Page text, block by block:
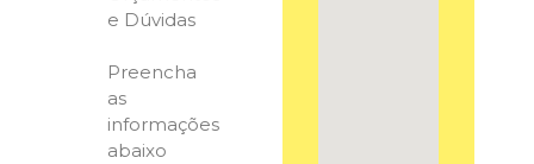
e Dúvidas
Preencha
as
informações
abaixo